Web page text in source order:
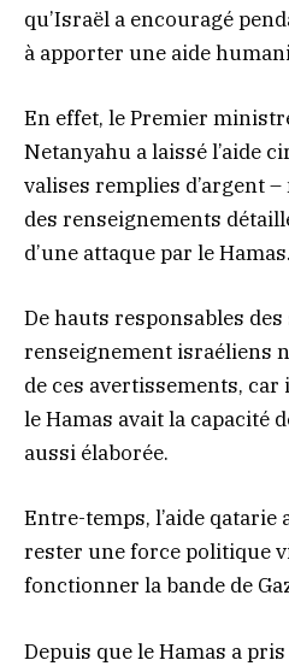
qu’Israël a encouragé
à apporter une aide
En effet, le Premier
Netanyahu a laissé l’aide
valises remplies d’argent
des renseignements
d’une attaque par le Hamas.
De hauts responsables
renseignement israéliens
de ces avertissements,
le Hamas avait la capacité
aussi élaborée.
Entre-temps, l’aide qatarie
rester une force politique
fonctionner la bande de
Depuis que le Hamas a